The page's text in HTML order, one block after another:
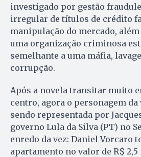
investigado por gestão
irregular de títulos de crédito
manipulação do mercado,
uma organização criminosa
semelhante a uma máfia,
corrupção.
Após a novela transitar muito
centro, agora o personagem da
sendo representada por
governo Lula da Silva (PT) no
enredo da vez: Daniel Vorcaro
apartamento no valor de R$